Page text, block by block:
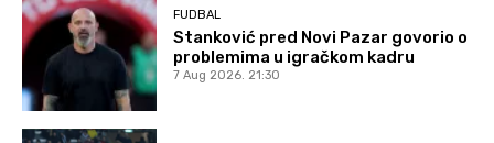
FUDBAL
Stanković pred Novi Pazar govorio o
problemima u igračkom kadru
7 Aug 2026. 21:30